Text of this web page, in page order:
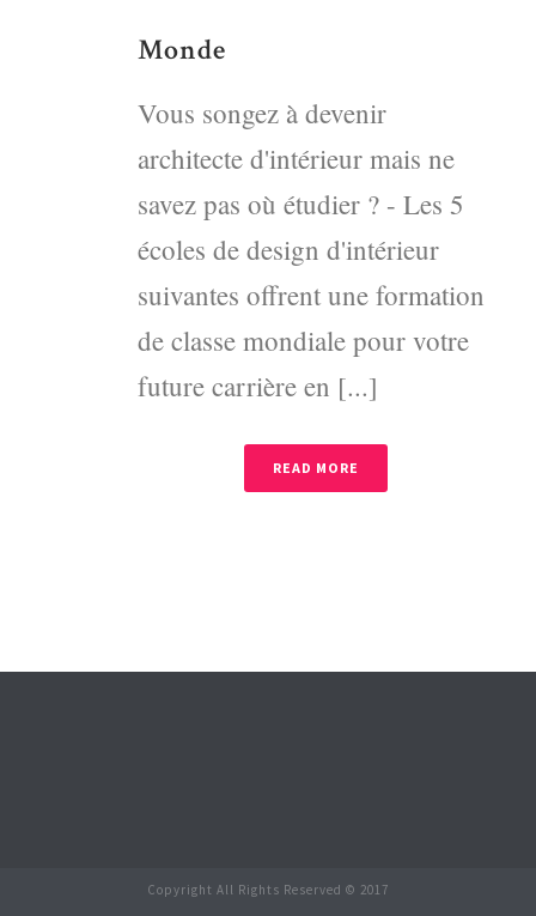
Monde
Vous songez à devenir
architecte d'intérieur mais ne
savez pas où étudier ? - Les 5
écoles de design d'intérieur
suivantes offrent une formation
de classe mondiale pour votre
future carrière en [...]
READ MORE
Copyright All Rights Reserved © 2017